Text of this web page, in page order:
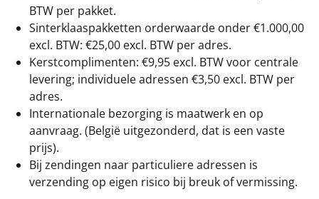
BTW per pakket.
Sinterklaaspakketten orderwaarde onder €1.000,00
excl. BTW: €25,00 excl. BTW per adres.
Kerstcomplimenten: €9,95 excl. BTW voor centrale
levering; individuele adressen €3,50 excl. BTW per
adres.
Internationale bezorging is maatwerk en op
aanvraag. (België uitgezonderd, dat is een vaste
prijs).
Bij zendingen naar particuliere adressen is
verzending op eigen risico bij breuk of vermissing.